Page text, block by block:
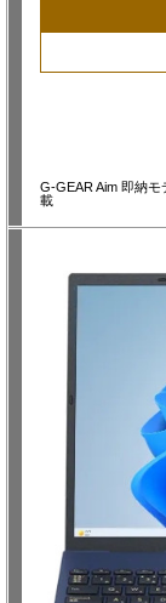
G-GEAR Aim 即納
載